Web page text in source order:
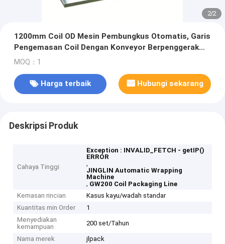
2/2
1200mm Coil OD Mesin Pembungkus Otomatis, Garis
Pengemasan Coil Dengan Konveyor Berpenggerak
Motor
MOQ：1
Harga terbaik Hubungi sekarang
Deskripsi Produk
Cahaya Tinggi
Exception : INVALID_FETCH - getIP()
ERROR
,
JINGLIN Automatic Wrapping
Machine
, GW200 Coil Packaging Line
Kemasan rincian
Kasus kayu/wadah standar
Kuantitas min Order
1
Menyediakan
kemampuan
200 set/Tahun
Nama merek
jlpack